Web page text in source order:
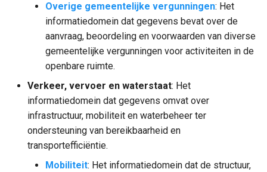
Overige gemeentelijke vergunningen: Het
informatiedomein dat gegevens bevat over de
aanvraag, beoordeling en voorwaarden van diverse
gemeentelijke vergunningen voor activiteiten in de
openbare ruimte.
Verkeer, vervoer en waterstaat: Het
informatiedomein dat gegevens omvat over
infrastructuur, mobiliteit en waterbeheer ter
ondersteuning van bereikbaarheid en
transportefficiëntie.
Mobiliteit: Het informatiedomein dat de structuur,